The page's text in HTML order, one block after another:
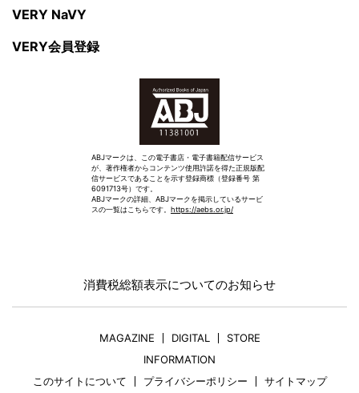
VERY NaVY
VERY会員登録
ABJマークは、この電子書店・電子書籍配信サービス
が、著作権者からコンテンツ使用許諾を得た正規版配
信サービスであることを示す登録商標（登録番号 第
6091713号）です。
ABJマークの詳細、ABJマークを掲示しているサービ
スの一覧はこちらです。 https://aebs.or.jp/
消費税総額表示についてのお知らせ
MAGAZINE DIGITAL
STORE
INFORMATION
このサイトについて
プライバシーポリシー
サイトマップ